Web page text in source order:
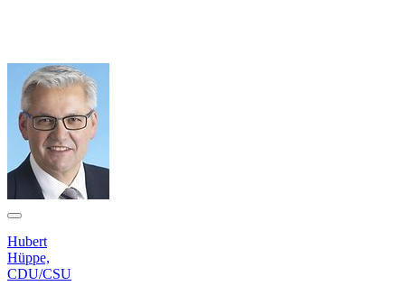
Hubert
Hüppe,
CDU/CSU